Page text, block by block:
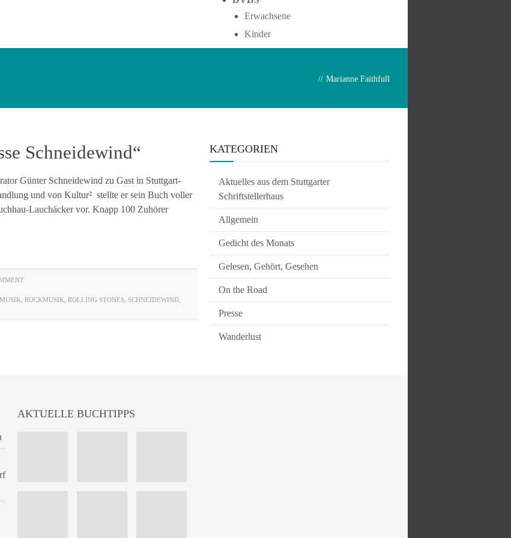
Erwachsene
Kinder
// Marianne Faithfull
Schneidewind“
Günter Schneidewind zu Gast in Stuttgart-
und von Kultur² stellte er sein Buch voller
Lauchäcker vor. Knapp 100 Zuhörer
ROCKMUSIK ROLLING STONES SCHNEIDEWIND
KATEGORIEN
Aktuelles aus dem Stuttgarter
Schriftstellerhaus
Allgemein
Gedicht des Monats
Gelesen, Gehört, Gesehen
On the Road
Presse
Wanderlust
AKTUELLE BUCHTIPPS